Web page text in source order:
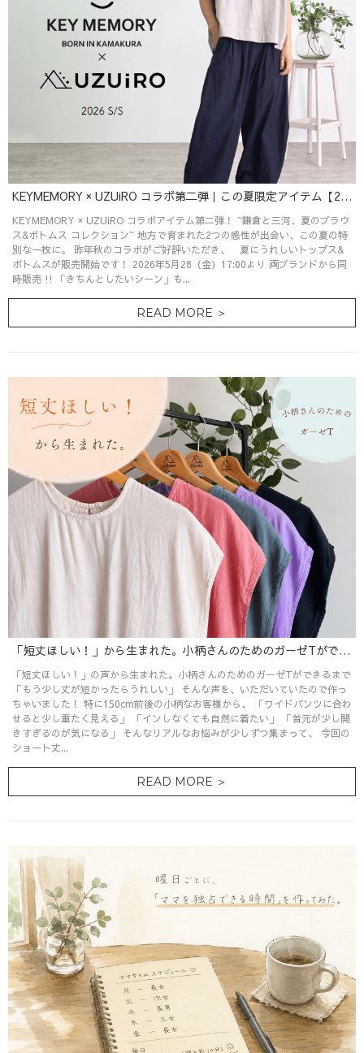
KEYMEMORY × UZUiRO コラボ第二弾｜この夏限定アイテム【2026.05.28発売】
KEYMEMORY × UZUiRO コラボアイテム第二弾！ ~鎌倉と三河、夏のブラウ
ス&ボトムス コレクション~ 地方で育まれた2つの感性が出会い、この夏の特
別な一枚に。 昨年秋のコラボがご好評いただき、 夏にうれしいトップス&
ボトムスが販売開始です！ 2026年5月28（金）17:00より 両ブランドから同
時販売 !! 「きちんとしたいシーン」も...
READ MORE ＞
「短丈ほしい！」から生まれた。小柄さんのためのガーゼTができるまで。新作涼やかリネンストールも紹介。
「短丈ほしい！」の声から生まれた。小柄さんのためのガーゼTができるまで
「もう少し丈が短かったらうれしい」 そんな声を、いただいていたので作っ
ちゃいました！ 特に150cm前後の小柄なお客様から、 「ワイドパンツに合わ
せると少し重たく見える」 「インしなくても自然に着たい」 「首元が少し開
きすぎるのが気になる」 そんなリアルなお悩みが少しずつ集まって、 今回の
ショート丈...
READ MORE ＞